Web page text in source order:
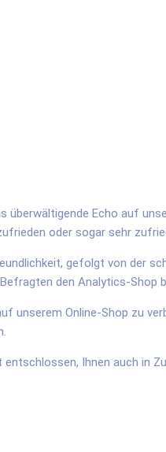
überwältigende Echo auf
oder sogar sehr
gefolgt von der
den Analytics-Shop
unserem Online-Shop zu
Ihnen auch in